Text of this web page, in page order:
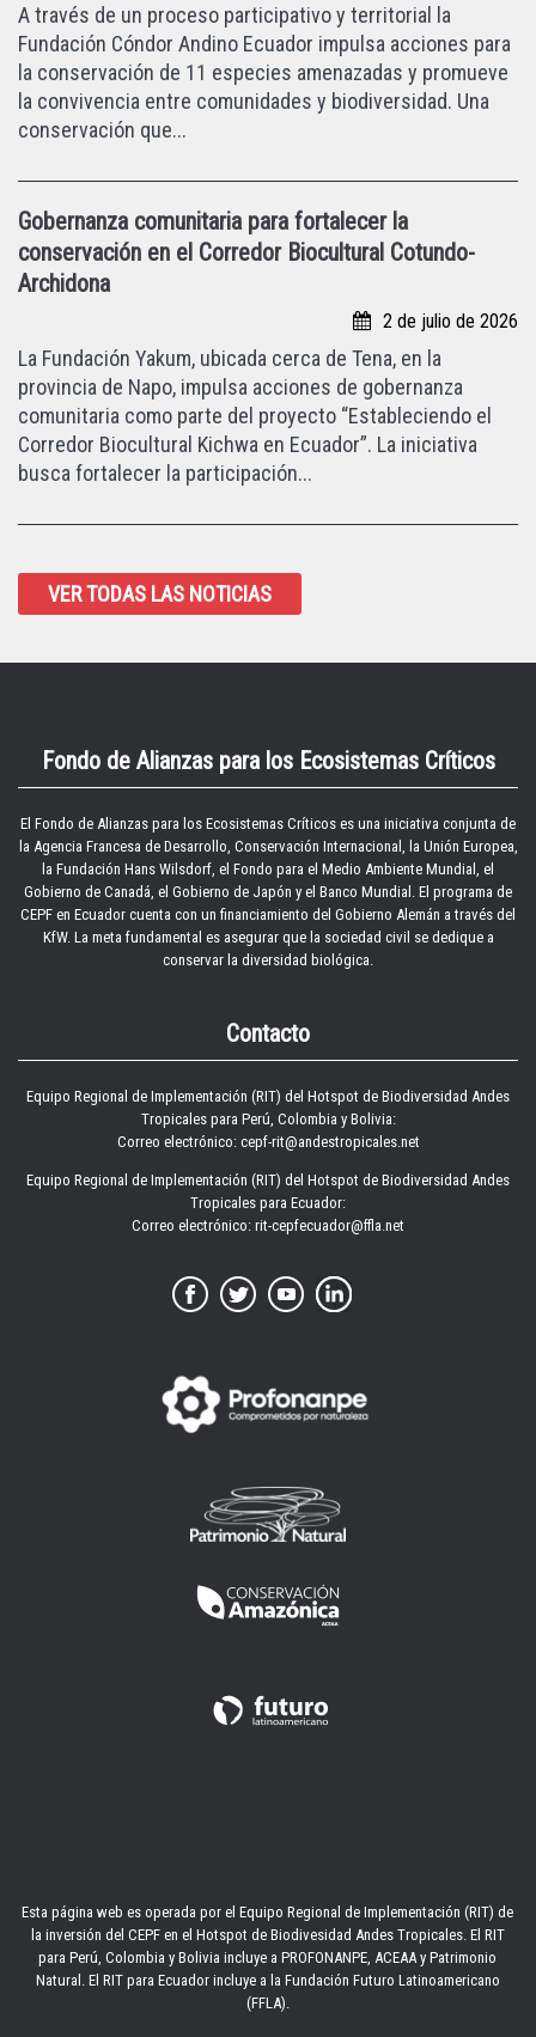
A través de un proceso participativo y territorial la
Fundación Cóndor Andino Ecuador impulsa acciones para
la conservación de 11 especies amenazadas y promueve
la convivencia entre comunidades y biodiversidad. Una
conservación que...
Gobernanza comunitaria para fortalecer la
conservación en el Corredor Biocultural Cotundo-
Archidona
2 de julio de 2026
La Fundación Yakum, ubicada cerca de Tena, en la
provincia de Napo, impulsa acciones de gobernanza
comunitaria como parte del proyecto “Estableciendo el
Corredor Biocultural Kichwa en Ecuador”. La iniciativa
busca fortalecer la participación...
VER TODAS LAS NOTICIAS
Fondo de Alianzas para los Ecosistemas Críticos
El Fondo de Alianzas para los Ecosistemas Críticos es una iniciativa conjunta de
la Agencia Francesa de Desarrollo, Conservación Internacional, la Unión Europea,
la Fundación Hans Wilsdorf, el Fondo para el Medio Ambiente Mundial, el
Gobierno de Canadá, el Gobierno de Japón y el Banco Mundial. El programa de
CEPF en Ecuador cuenta con un financiamiento del Gobierno Alemán a través del
KfW. La meta fundamental es asegurar que la sociedad civil se dedique a
conservar la diversidad biológica.
Contacto
Equipo Regional de Implementación (RIT) del Hotspot de Biodiversidad Andes
Tropicales para Perú, Colombia y Bolivia:
Correo electrónico: cepf-rit@andestropicales.net
Equipo Regional de Implementación (RIT) del Hotspot de Biodiversidad Andes
Tropicales para Ecuador:
Correo electrónico: rit-cepfecuador@ffla.net
Esta página web es operada por el Equipo Regional de Implementación (RIT) de
la inversión del CEPF en el Hotspot de Biodivesidad Andes Tropicales. El RIT
para Perú, Colombia y Bolivia incluye a PROFONANPE, ACEAA y Patrimonio
Natural. El RIT para Ecuador incluye a la Fundación Futuro Latinoamericano
(FFLA).